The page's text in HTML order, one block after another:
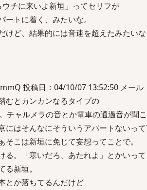
チに来いよ新垣」ってセリフが
トに着く、みたいな。
けど、結果的には音速を超えたみたい
投稿日：04/10/07 13:52:50 メール
むとカンカンなるタイプの
チャルメラの音とか電車の通過音が聞
にはそんなにそういうアパートないっ
こは新垣に免じて妄想ってことで。
る。「寒いだろ、あたれよ」とかいって
新垣。
とか落ちてるんだけど